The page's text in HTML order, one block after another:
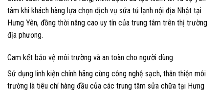
tâm khi khách hàng lựa chọn dịch vụ sửa tủ lạnh nội địa Nhật tại
Hưng Yên, đồng thời nâng cao uy tín của trung tâm trên thị trường
địa phương.
Cam kết bảo vệ môi trường và an toàn cho người dùng
Sử dụng linh kiện chính hãng cùng công nghệ sạch, thân thiện môi
trường là tiêu chí hàng đầu của các trung tâm sửa chữa tại Hưng